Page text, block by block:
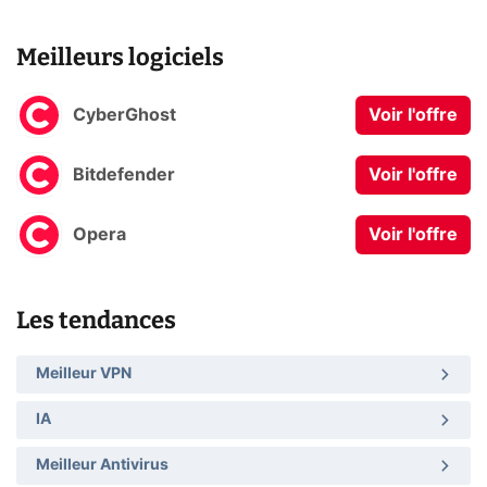
Meilleurs logiciels
CyberGhost Voir l'offre
Bitdefender Voir l'offre
Opera Voir l'offre
Les tendances
Meilleur VPN
IA
Meilleur Antivirus